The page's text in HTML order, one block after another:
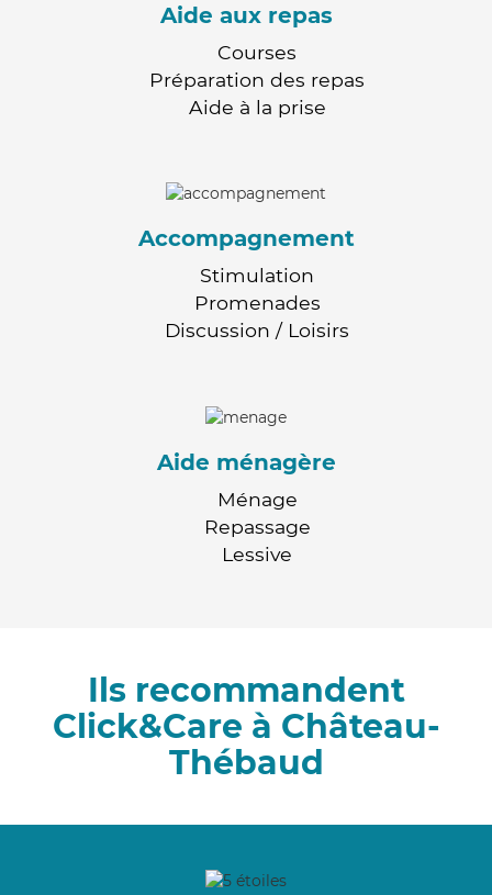
Aide aux repas
Courses
Préparation des repas
Aide à la prise
Accompagnement
Stimulation
Promenades
Discussion / Loisirs
Aide ménagère
Ménage
Repassage
Lessive
Ils recommandent
Click&Care à Château-
Thébaud